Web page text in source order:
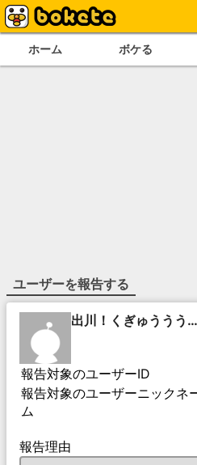
ホーム ボケる
ユーザーを報告する
出川！くぎゅううう…
報告対象のユーザーID
報告対象のユーザーニックネ
ム
報告理由